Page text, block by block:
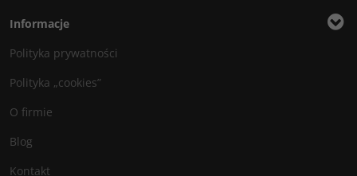
Informacje
Polityka prywatności
Polityka „cookies”
O firmie
Blog
Kontakt